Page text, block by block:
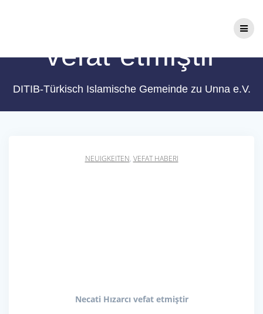
vefat etmiştir
DITIB-Türkisch Islamische Gemeinde zu Unna e.V.
NEUIGKEITEN, VEFAT HABERI
Necati Hızarcı vefat etmiştir